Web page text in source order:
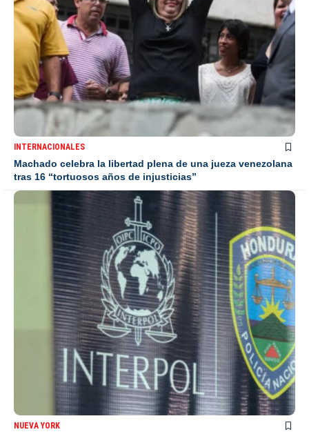
INTERNACIONALES
Machado celebra la libertad plena de una jueza venezolana
tras 16 “tortuosos años de injusticias”
NUEVA YORK